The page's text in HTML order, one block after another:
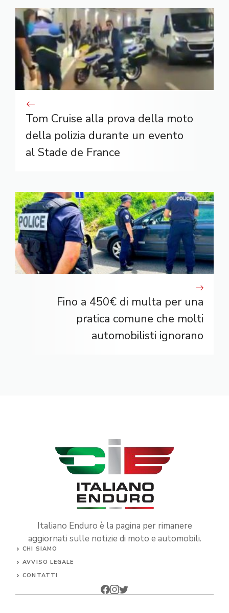
Tom Cruise alla prova della moto
della polizia durante un evento
al Stade de France
Fino a 450€ di multa per una
pratica comune che molti
automobilisti ignorano
Italiano Enduro è la pagina per rimanere
aggiornati sulle notizie di moto e automobili.
CHI SIAMO
AVVISO LEGALE
CONTATTI